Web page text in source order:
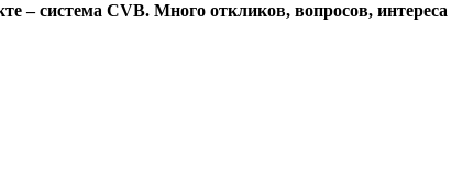
– система CVB. Много откликов, вопросов, интереса